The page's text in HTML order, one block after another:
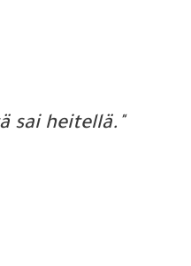
sai heitellä."